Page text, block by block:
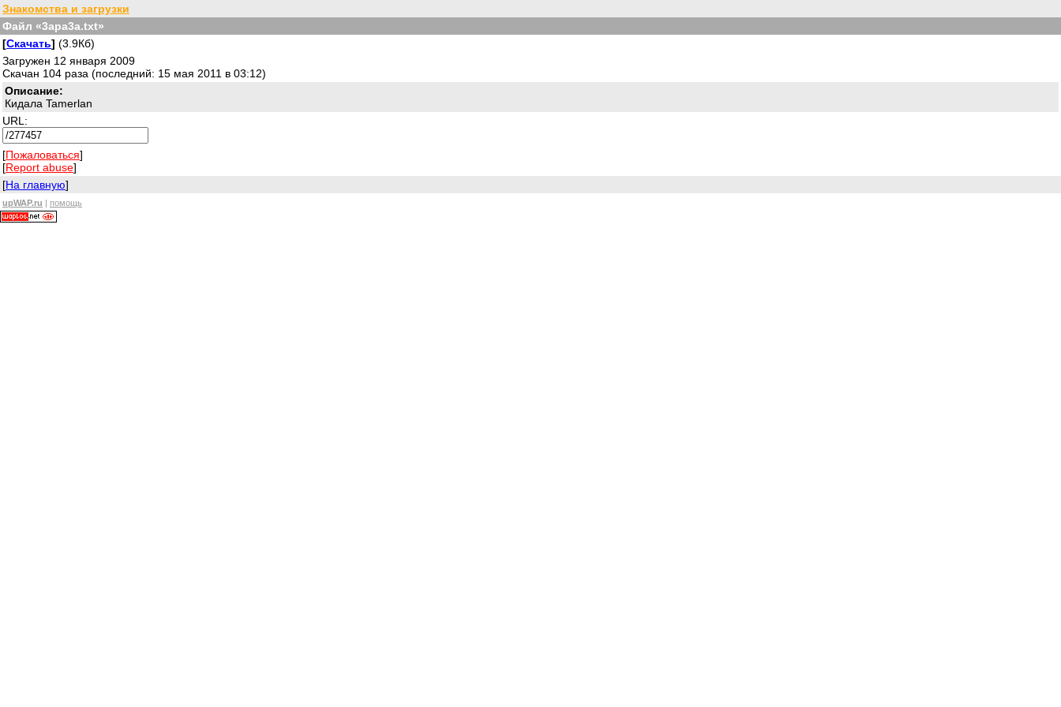
Знакомства и загрузки
Файл «3apa3a.txt»
[Скачать] (3.9Кб)
Загружен 12 января 2009
Скачан 104 раза (последний: 15 мая 2011 в 03:12)
Описание:
Кидала Tamerlan
URL:
[Пожаловаться]
[Report abuse]
[На главную]
upWAP.ru | помощь